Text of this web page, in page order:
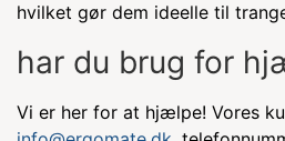
hvilket gør dem ideelle til
har du brug for
Vi er her for at hjælpe! Vores